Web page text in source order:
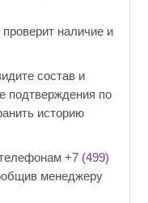
наличие и
состав и
подтверждения по
историю
+7 (499)
менеджеру